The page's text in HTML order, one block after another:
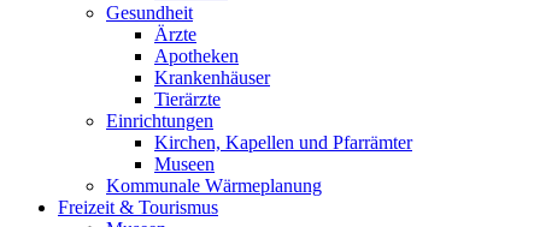
Gesundheit
Ärzte
Apotheken
Krankenhäuser
Tierärzte
Einrichtungen
Kirchen, Kapellen und Pfarrämter
Museen
Kommunale Wärmeplanung
Freizeit & Tourismus